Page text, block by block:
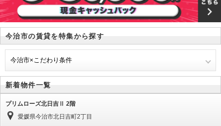
今治市の賃貸を特集から探す
今治市×こだわり条件
新着物件一覧
プリムローズ北日吉Ⅱ 2階
愛媛県今治市北日吉町2丁目